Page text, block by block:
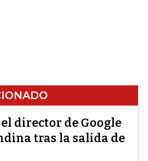
director de Google
tras la salida de